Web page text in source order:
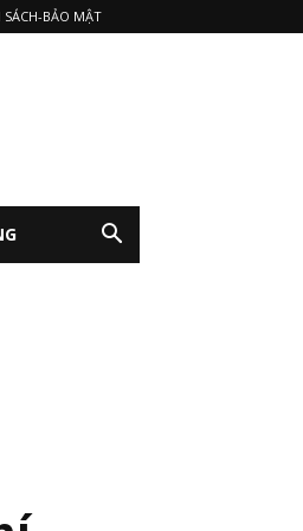
SÁCH-BẢO MẬT